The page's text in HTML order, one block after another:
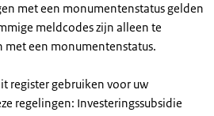
met een monumentenstatus gelden
meldcodes zijn alleen te
een monumentenstatus.
register gebruiken voor uw
regelingen: Investeringssubsidie